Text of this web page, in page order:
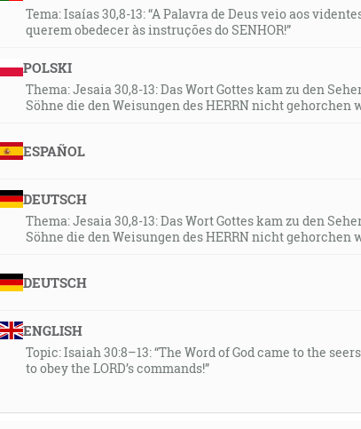
Tema: Isaías 30,8-13: “A Palavra de Deus veio aos
querem obedecer às instruções do SENHOR!”
POLSKI
Thema: Jesaia 30,8-13: Das Wort Gottes kam zu den
Söhne die den Weisungen des HERRN nicht gehorchen
ESPAÑOL
DEUTSCH
Thema: Jesaia 30,8-13: Das Wort Gottes kam zu den
Söhne die den Weisungen des HERRN nicht gehorchen
DEUTSCH
ENGLISH
Topic: Isaiah 30:8–13: “The Word of God came to the
to obey the LORD’s commands!”